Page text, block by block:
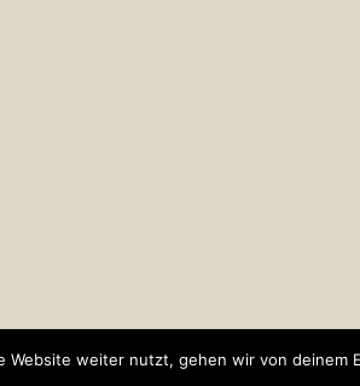
Website weiter nutzt, gehen wir von deinem